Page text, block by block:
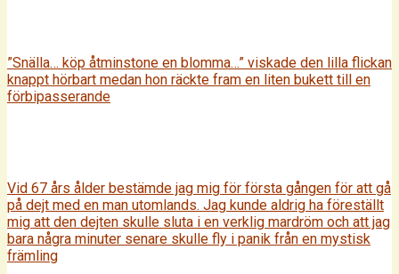
”Snälla… köp åtminstone en blomma…” viskade den lilla flickan
knappt hörbart medan hon räckte fram en liten bukett till en
förbipasserande
Vid 67 års ålder bestämde jag mig för första gången för att gå
på dejt med en man utomlands. Jag kunde aldrig ha föreställt
mig att den dejten skulle sluta i en verklig mardröm och att jag
bara några minuter senare skulle fly i panik från en mystisk
främling